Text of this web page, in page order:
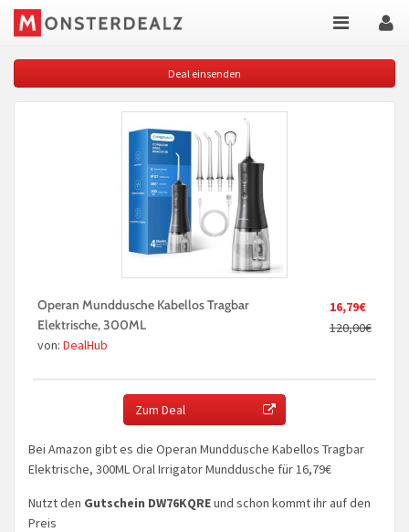
Deal einsenden
16,79€
120,00€
Operan Munddusche Kabellos Tragbar
Elektrische, 300ML
von: DealHub
Zum Deal
Bei Amazon gibt es die Operan Munddusche Kabellos Tragbar
Elektrische, 300ML Oral Irrigator Munddusche für 16,79€
Nutzt den Gutschein DW76KQREund schon kommt ihr auf den
Preis